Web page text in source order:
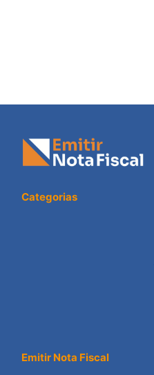
Categorias
Emitir Nota Fiscal